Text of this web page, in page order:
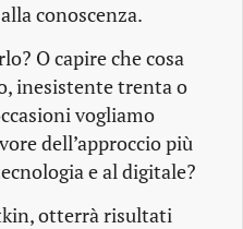
conoscenza.
O capire che cosa
inesistente trenta o
vogliamo
dell’approccio più
e al digitale?
otterrà risultati